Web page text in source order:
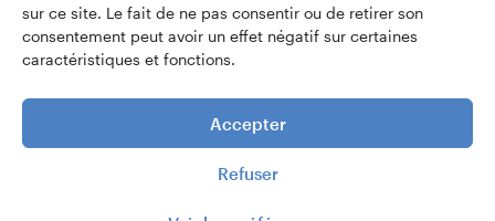
sur ce site. Le fait de ne pas consentir ou de retirer son
consentement peut avoir un effet négatif sur certaines
caractéristiques et fonctions.
Accepter
Refuser
Accès intranet